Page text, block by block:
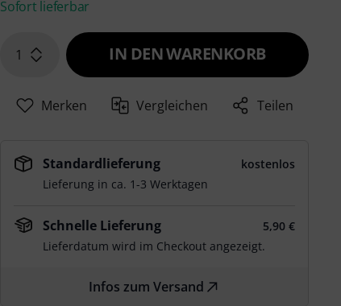
Sofort lieferbar
1 IN DEN WARENKORB
Merken Vergleichen Teilen
Standardlieferung
kostenlos
Lieferung in ca. 1-3 Werktagen
Schnelle Lieferung
5,90 €
Lieferdatum wird im Checkout angezeigt.
Infos zum Versand